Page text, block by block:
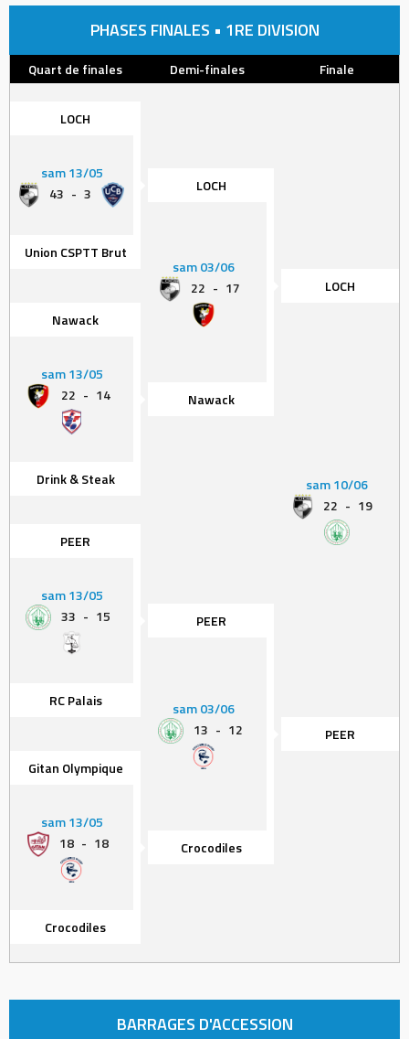
PHASES FINALES • 1RE DIVISION
Quart de finales Demi-finales Finale
LOCH
sam 13/05
43 - 3 LOCH
sam 03/06
22 - 17
Union CSPTT Brut
LOCH
Nawack
sam 10/06
22 - 19
sam 13/05
22 - 14 Nawack
Drink & Steak
PEER
sam 13/05
33 - 15 PEER
sam 03/06
13 - 12
RC Palais
PEER
Gitan Olympique
sam 13/05
18 - 18 Crocodiles
Crocodiles
BARRAGES D'ACCESSION